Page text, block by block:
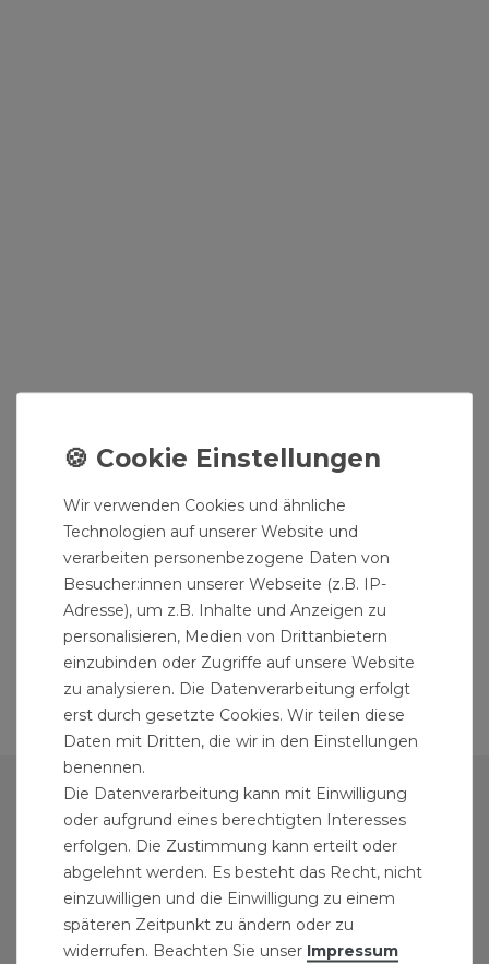
PERSÖNLICHER BEREICH
ANMELDEN
REGISTRIEREN
GEWERBEKUNDEN-ZUGANG
Wir verwenden Cookies und ähnliche
Technologien auf unserer Website und
verarbeiten personenbezogene Daten von
Besucher:innen unserer Webseite (z.B. IP-
Adresse), um z.B. Inhalte und Anzeigen zu
personalisieren, Medien von Drittanbietern
einzubinden oder Zugriffe auf unsere Website
zu analysieren. Die Datenverarbeitung erfolgt
erst durch gesetzte Cookies. Wir teilen diese
Daten mit Dritten, die wir in den Einstellungen
benennen.
Die Datenverarbeitung kann mit Einwilligung
oder aufgrund eines berechtigten Interesses
erfolgen. Die Zustimmung kann erteilt oder
abgelehnt werden. Es besteht das Recht, nicht
einzuwilligen und die Einwilligung zu einem
späteren Zeitpunkt zu ändern oder zu
widerrufen. Beachten Sie unser Impressum